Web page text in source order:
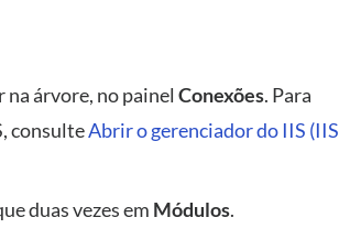
na árvore, no painel Conexões. Para
consulteAbrir o gerenciador do IIS (IIS
duas vezes em Módulos.